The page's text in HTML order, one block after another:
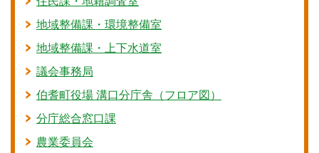
地域整備課・環境整備室
地域整備課・上下水道室
議会事務局
伯耆町役場 溝口分庁舎（フロア図）
分庁総合窓口課
農業委員会